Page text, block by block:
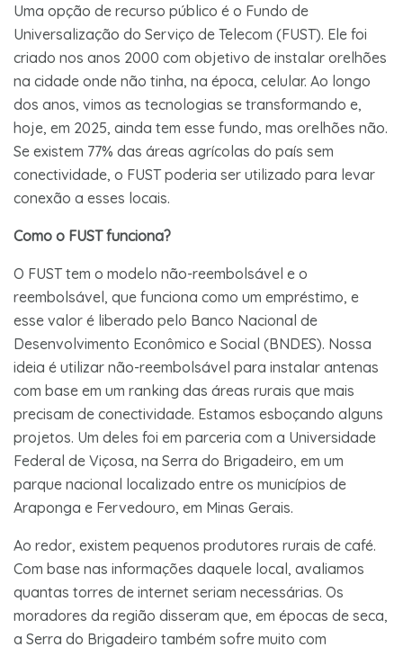
Uma opção de recurso público é o Fundo de
Universalização do Serviço de Telecom (FUST). Ele foi
criado nos anos 2000 com objetivo de instalar orelhões
na cidade onde não tinha, na época, celular. Ao longo
dos anos, vimos as tecnologias se transformando e,
hoje, em 2025, ainda tem esse fundo, mas orelhões não.
Se existem 77% das áreas agrícolas do país sem
conectividade, o FUST poderia ser utilizado para levar
conexão a esses locais.
Como o FUST funciona?
O FUST tem o modelo não-reembolsável e o
reembolsável, que funciona como um empréstimo, e
esse valor é liberado pelo Banco Nacional de
Desenvolvimento Econômico e Social (BNDES). Nossa
ideia é utilizar não-reembolsável para instalar antenas
com base em um ranking das áreas rurais que mais
precisam de conectividade. Estamos esboçando alguns
projetos. Um deles foi em parceria com a Universidade
Federal de Viçosa, na Serra do Brigadeiro, em um
parque nacional localizado entre os municípios de
Araponga e Fervedouro, em Minas Gerais.
Ao redor, existem pequenos produtores rurais de café.
Com base nas informações daquele local, avaliamos
quantas torres de internet seriam necessárias. Os
moradores da região disseram que, em épocas de seca,
a Serra do Brigadeiro também sofre muito com